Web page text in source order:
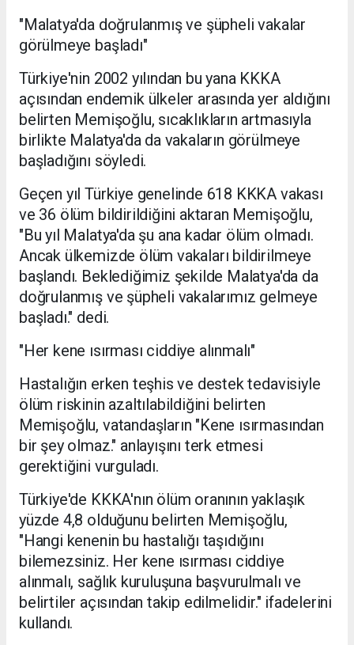
"Malatya'da doğrulanmış ve şüpheli vakalar
görülmeye başladı"
Türkiye'nin 2002 yılından bu yana KKKA
açısından endemik ülkeler arasında yer aldığını
belirten Memişoğlu, sıcaklıkların artmasıyla
birlikte Malatya'da da vakaların görülmeye
başladığını söyledi.
Geçen yıl Türkiye genelinde 618 KKKA vakası
ve 36 ölüm bildirildiğini aktaran Memişoğlu,
"Bu yıl Malatya'da şu ana kadar ölüm olmadı.
Ancak ülkemizde ölüm vakaları bildirilmeye
başlandı. Beklediğimiz şekilde Malatya'da da
doğrulanmış ve şüpheli vakalarımız gelmeye
başladı." dedi.
"Her kene ısırması ciddiye alınmalı"
Hastalığın erken teşhis ve destek tedavisiyle
ölüm riskinin azaltılabildiğini belirten
Memişoğlu, vatandaşların "Kene ısırmasından
bir şey olmaz." anlayışını terk etmesi
gerektiğini vurguladı.
Türkiye'de KKKA'nın ölüm oranının yaklaşık
yüzde 4,8 olduğunu belirten Memişoğlu,
"Hangi kenenin bu hastalığı taşıdığını
bilemezsiniz. Her kene ısırması ciddiye
alınmalı, sağlık kuruluşuna başvurulmalı ve
belirtiler açısından takip edilmelidir." ifadelerini
kullandı.